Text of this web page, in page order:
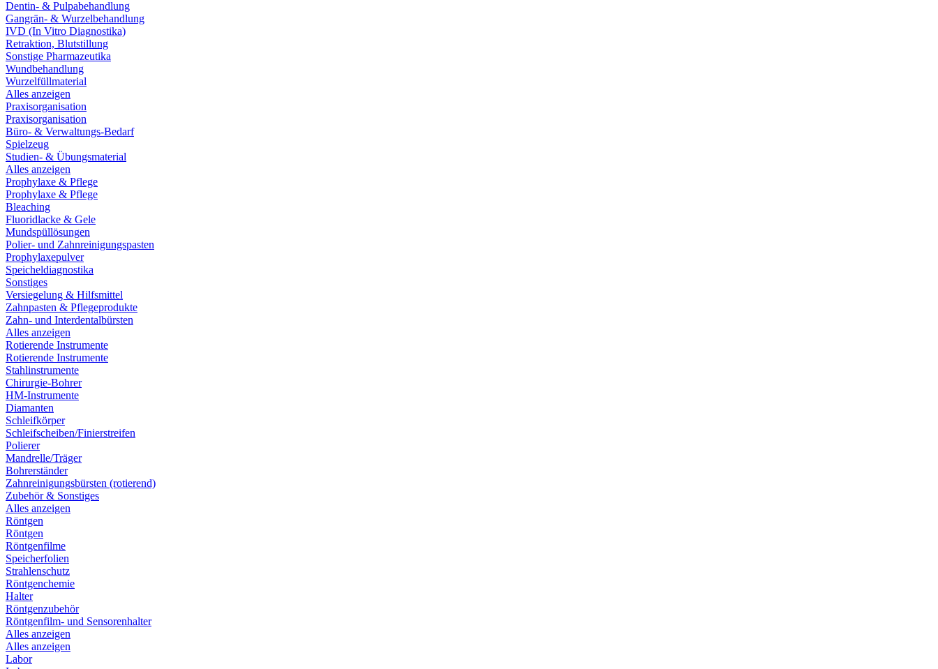
Dentin- & Pulpabehandlung
Gangrän- & Wurzelbehandlung
IVD (In Vitro Diagnostika)
Retraktion, Blutstillung
Sonstige Pharmazeutika
Wundbehandlung
Wurzelfüllmaterial
Alles anzeigen
Praxisorganisation
Praxisorganisation
Büro- & Verwaltungs-Bedarf
Spielzeug
Studien- & Übungsmaterial
Alles anzeigen
Prophylaxe & Pflege
Prophylaxe & Pflege
Bleaching
Fluoridlacke & Gele
Mundspüllösungen
Polier- und Zahnreinigungspasten
Prophylaxepulver
Speicheldiagnostika
Sonstiges
Versiegelung & Hilfsmittel
Zahnpasten & Pflegeprodukte
Zahn- und Interdentalbürsten
Alles anzeigen
Rotierende Instrumente
Rotierende Instrumente
Stahlinstrumente
Chirurgie-Bohrer
HM-Instrumente
Diamanten
Schleifkörper
Schleifscheiben/Finierstreifen
Polierer
Mandrelle/Träger
Bohrerständer
Zahnreinigungsbürsten (rotierend)
Zubehör & Sonstiges
Alles anzeigen
Röntgen
Röntgen
Röntgenfilme
Speicherfolien
Strahlenschutz
Röntgenchemie
Halter
Röntgenzubehör
Röntgenfilm- und Sensorenhalter
Alles anzeigen
Alles anzeigen
Labor